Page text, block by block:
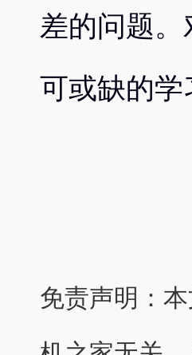
差的问题
可或缺的
免责声明：